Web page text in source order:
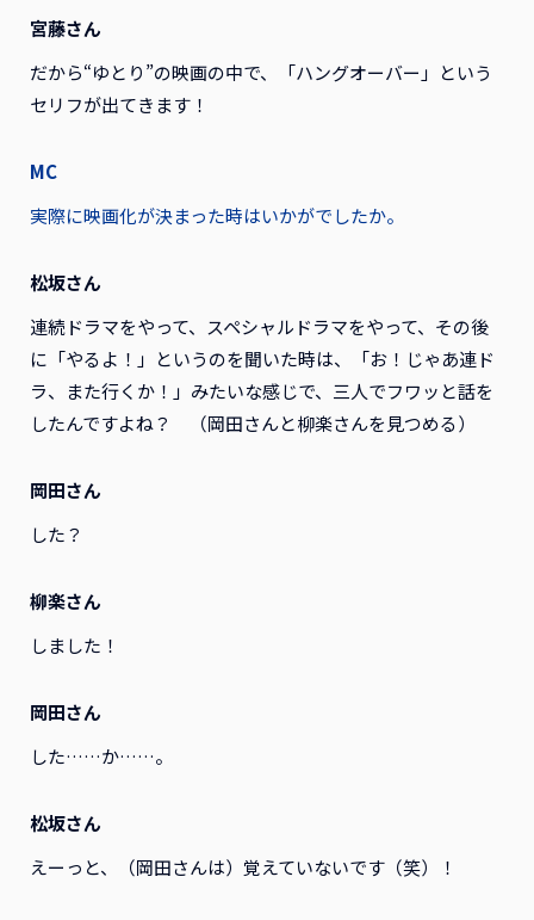
宮藤さん
だから“ゆとり”の映画の中で、「ハングオーバー」という
セリフが出てきます！
MC
実際に映画化が決まった時はいかがでしたか。
松坂さん
連続ドラマをやって、スペシャルドラマをやって、その後
に「やるよ！」というのを聞いた時は、「お！じゃあ連ド
ラ、また行くか！」みたいな感じで、三人でフワッと話を
したんですよね？ （岡田さんと柳楽さんを見つめる）
岡田さん
した？
柳楽さん
しました！
岡田さん
した……か……。
松坂さん
えーっと、（岡田さんは）覚えていないです（笑）！